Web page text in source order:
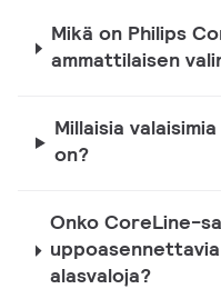
Mikä on Philips
ammattilaisen
Millaisia
on?
Onko CoreLine-
alasvaloja?